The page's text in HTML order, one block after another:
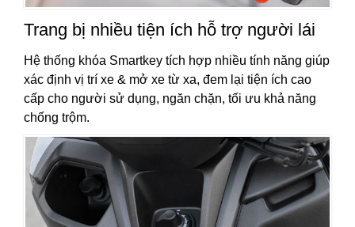
Trang bị nhiều tiện ích hỗ trợ người lái
Hệ thống khóa Smartkey tích hợp nhiều tính năng giúp
xác định vị trí xe & mở xe từ xa, đem lại tiện ích cao
cấp cho người sử dụng, ngăn chặn, tối ưu khả năng
chống trộm.